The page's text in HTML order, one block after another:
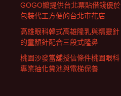
GOGO嬤提供台北票貼借錢優於
包裝代工方便的台北市花店
高雄眼科韓式高雄隆乳與精靈針
的童顏針配合三段式隆鼻
桃園沙發當舖授信條件桃園眼科
專業抽化糞池與電梯保養